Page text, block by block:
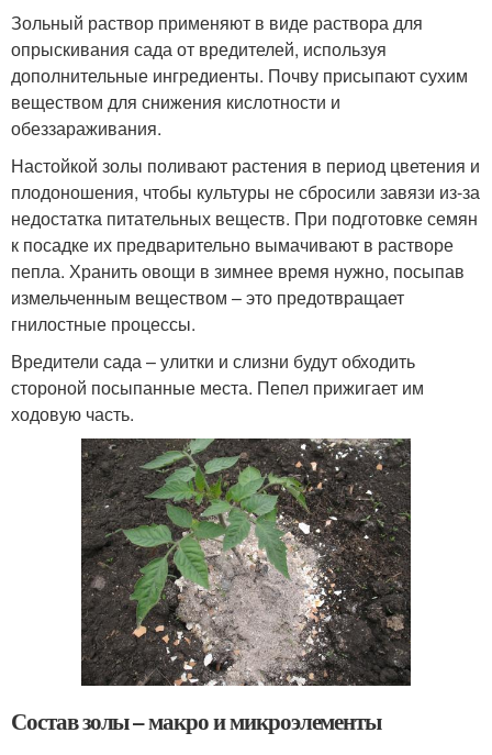
Зольный раствор применяют в виде раствора для
опрыскивания сада от вредителей, используя
дополнительные ингредиенты. Почву присыпают сухим
веществом для снижения кислотности и
обеззараживания.
Настойкой золы поливают растения в период цветения и
плодоношения, чтобы культуры не сбросили завязи из-за
недостатка питательных веществ. При подготовке семян
к посадке их предварительно вымачивают в растворе
пепла. Хранить овощи в зимнее время нужно, посыпав
измельченным веществом – это предотвращает
гнилостные процессы.
Вредители сада – улитки и слизни будут обходить
стороной посыпанные места. Пепел прижигает им
ходовую часть.
Состав золы – макро и микроэлементы